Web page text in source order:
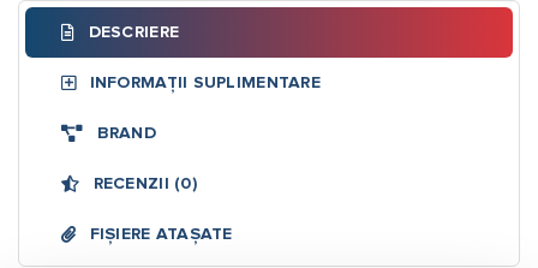
DESCRIERE
INFORMAȚII SUPLIMENTARE
BRAND
RECENZII (0)
FIȘIERE ATAȘATE